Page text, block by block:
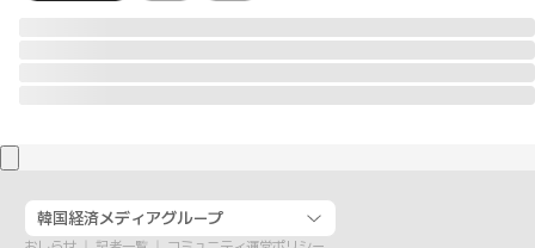
韓国経済メディアグループ